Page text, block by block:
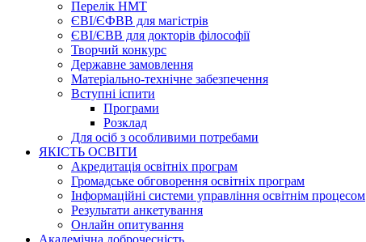
Перелік НМТ
ЄВІ/ЄФВВ для магістрів
ЄВІ/ЄВВ для докторів філософії
Творчий конкурс
Державне замовлення
Матеріально-технічне забезпечення
Вступні іспити
Програми
Розклад
Для осіб з особливими потребами
ЯКІСТЬ ОСВІТИ
Акредитація освітніх програм
Громадське обговорення освітніх програм
Інформаційні системи управління освітнім процесом
Результати анкетування
Онлайн опитування
Академічна доброчесність